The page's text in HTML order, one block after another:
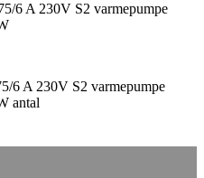
6 A 230V S2 varmepumpe
6 A 230V S2 varmepumpe
antal